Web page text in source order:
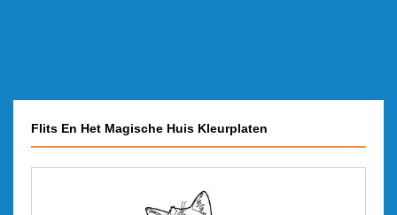
Flits En Het Magische Huis Kleurplaten